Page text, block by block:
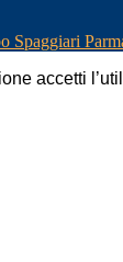
accetti